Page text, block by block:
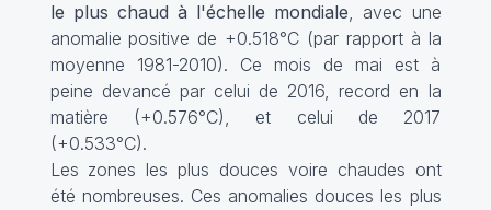
le plus chaud à l'échelle mondiale, avec une
anomalie positive de +0.518°C (par rapport à la
moyenne 1981-2010). Ce mois de mai est à
peine devancé par celui de 2016, record en la
matière (+0.576°C), et celui de 2017
(+0.533°C).
Les zones les plus douces voire chaudes ont
été nombreuses. Ces anomalies douces les plus